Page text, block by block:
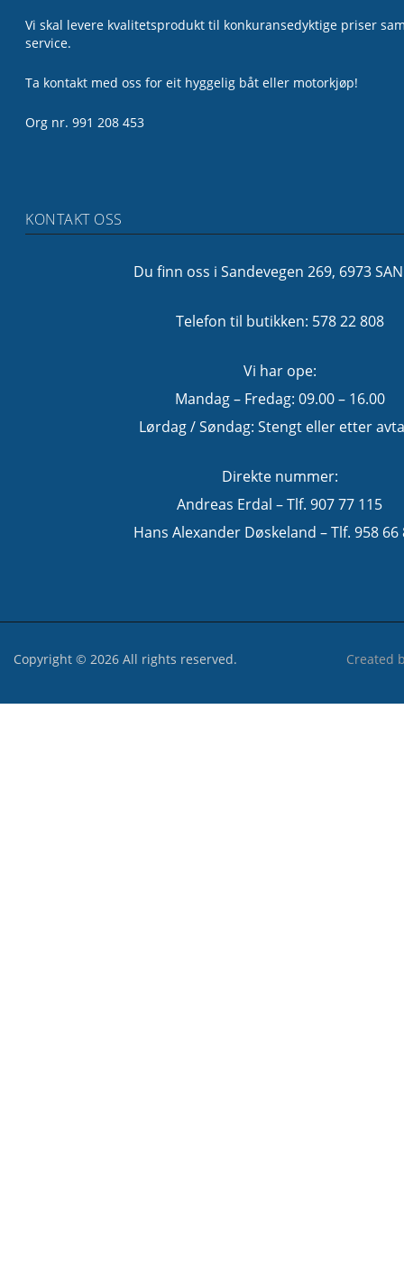
Vi skal levere kvalitetsprodukt til konkuransedyktige priser
service.
Ta kontakt med oss for eit hyggelig båt eller motorkjøp!
Org nr. 991 208 453
KONTAKT OSS
Du finn oss i Sandevegen 269, 6973
Telefon til butikken: 578 22 808
Vi har ope:
Mandag – Fredag: 09.00 – 16.00
Lørdag / Søndag: Stengt eller etter
Direkte nummer:
Andreas Erdal – Tlf. 907 77 115
Hans Alexander Døskeland – Tlf. 958 66
Copyright © 2026 All rights reserved. Created